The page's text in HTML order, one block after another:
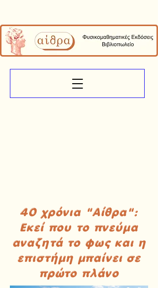
40 χρόνια "Αίθρα":
Εκεί που το πνεύμα
αναζητά το φως και η
επιστήμη μπαίνει σε
πρώτο πλάνο